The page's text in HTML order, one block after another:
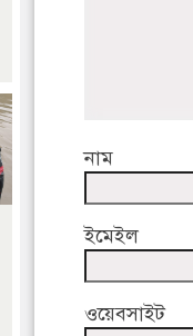
নাম
ইমেইল
ওয়েবসাইট